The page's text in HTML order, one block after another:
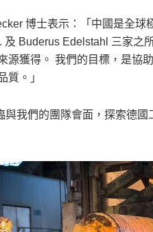
博士表示：「中國是全
Buderus Edelstahl 三家之
源獲得。 我們的目標，是協
質。」
我們的團隊會面，探索德